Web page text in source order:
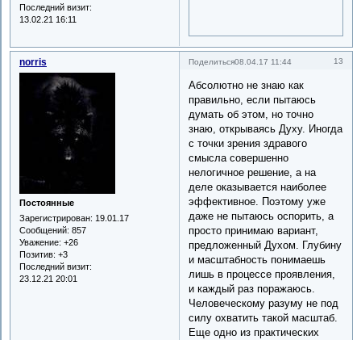
Последний визит:
13.02.21 16:11
Поделиться 13
08.04.17 11:44
norris
Постоянные
Зарегистрирован: 19.01.17
Сообщений: 857
Уважение: +26
Позитив: +3
Последний визит:
23.12.21 20:01
Абсолютно не знаю как
правильно, если пытаюсь
думать об этом, но точно
знаю, открываясь Духу. Иногда
с точки зрения здравого
смысла совершенно
нелогичное решение, а на
деле оказывается наиболее
эффективное. Поэтому уже
даже не пытаюсь оспорить, а
просто принимаю вариант,
предложенный Духом. Глубину
и масштабность понимаешь
лишь в процессе проявления,
и каждый раз поражаюсь.
Человеческому разуму не под
силу охватить такой масштаб.
Еще одно из практических